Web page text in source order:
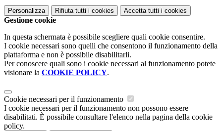
Personalizza Rifiuta tutti i cookies Accetta tutti i cookies
Gestione cookie
In questa schermata è possibile scegliere quali cookie consentire.
I cookie necessari sono quelli che consentono il funzionamento della
piattaforma e non è possibile disabilitarli.
Per conoscere quali sono i cookie necessari al funzionamento potete
visionare la COOKIE POLICY.
Cookie necessari per il funzionamento
I cookie necessari per il funzionamento non possono essere
disabilitati. È possibile consultare l'elenco nella pagina della cookie
policy.